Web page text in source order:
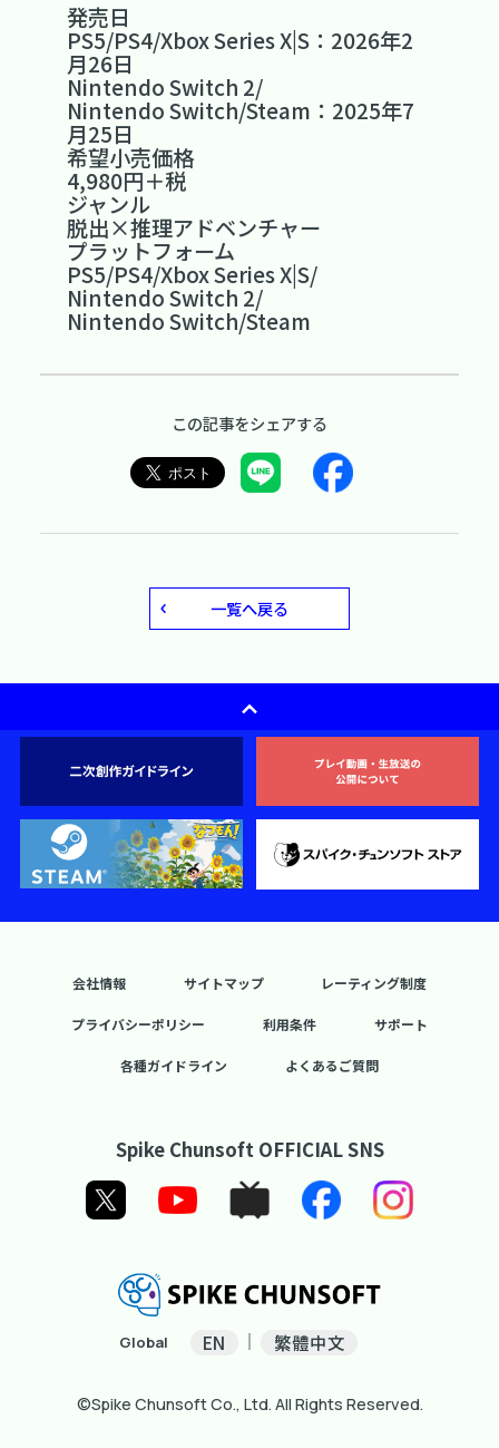
発売日
PS5/PS4/Xbox Series X|S：2026年2
月26日
Nintendo Switch 2/
Nintendo Switch/Steam：2025年7
月25日
希望小売価格
4,980円＋税
ジャンル
脱出×推理アドベンチャー
プラットフォーム
PS5/PS4/Xbox Series X|S/
Nintendo Switch 2/
Nintendo Switch/Steam
この記事をシェアする
一覧へ戻る
会社情報 サイトマップ レーティング制度
プライバシーポリシー 利用条件 サポート
各種ガイドライン よくあるご質問
Spike Chunsoft OFFICIAL SNS
Global EN 繁體中文
©Spike Chunsoft Co., Ltd. All Rights Reserved.